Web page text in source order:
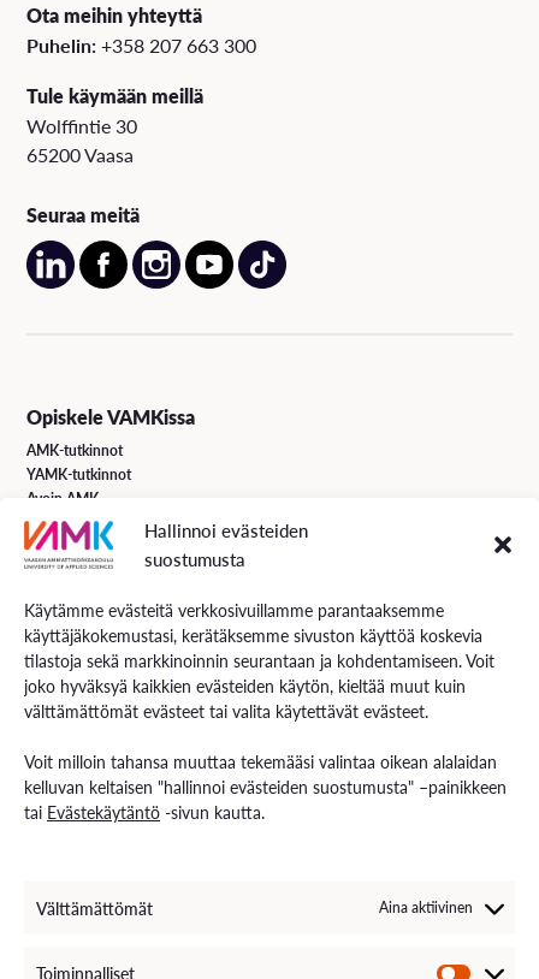
Hallinnoi evästeiden
suostumusta
Käytämme evästeitä verkkosivuillamme parantaaksemme
käyttäjäkokemustasi, kerätäksemme sivuston käyttöä koskevia
tilastoja sekä markkinoinnin seurantaan ja kohdentamiseen. Voit
joko hyväksyä kaikkien evästeiden käytön, kieltää muut kuin
välttämättömät evästeet tai valita käytettävät evästeet.
Voit milloin tahansa muuttaa tekemääsi valintaa oikean alalaidan
kelluvan keltaisen "hallinnoi evästeiden suostumusta" –painikkeen
tai Evästekäytäntö -sivun kautta.
Välttämättömät Aina aktiivinen
Toiminnalliset
Ota meihin yhteyttä
Puhelin:+358 207 663 300
Tule käymään meillä
Wolffintie 30
65200 Vaasa
Seuraa meitä
Opiskele VAMKissa
AMK-tutkinnot
YAMK-tutkinnot
Avoin AMK
Erikoistumiskoulutukset
Täydennyskoulutus
Hakuohjeet
VAMK Palvelut
Tutkimus ja kehitys
Palvelut työelämälle
Rekryä opiskelijoita
Energiaa-verkkolehti
Henkilöstöhaku